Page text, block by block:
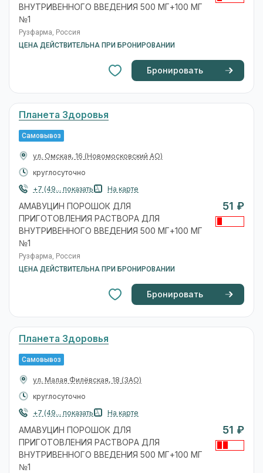
ВНУТРИВЕННОГО ВВЕДЕНИЯ 500 МГ+100 МГ
№1
Рузфарма, Россия
ЦЕНА ДЕЙСТВИТЕЛЬНА ПРИ БРОНИРОВАНИИ
Бронировать
Планета Здоровья
Самовывоз
ул. Омская, 16 (Новомосковский АО)
круглосуточно
+7 (49... показать
На карте
АМАВУЦИН ПОРОШОК ДЛЯ
ПРИГОТОВЛЕНИЯ РАСТВОРА ДЛЯ
ВНУТРИВЕННОГО ВВЕДЕНИЯ 500 МГ+100 МГ
№1
Рузфарма, Россия
ЦЕНА ДЕЙСТВИТЕЛЬНА ПРИ БРОНИРОВАНИИ
51 ₽
Бронировать
Планета Здоровья
Самовывоз
ул. Малая Филёвская, 18 (ЗАО)
круглосуточно
+7 (49... показать
На карте
АМАВУЦИН ПОРОШОК ДЛЯ
ПРИГОТОВЛЕНИЯ РАСТВОРА ДЛЯ
ВНУТРИВЕННОГО ВВЕДЕНИЯ 500 МГ+100 МГ
№1
51 ₽